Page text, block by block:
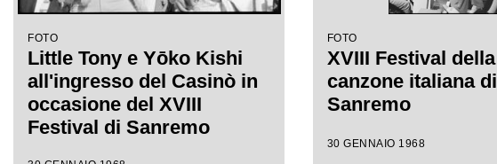
FOTO
Little Tony e Yōko Kishi
all'ingresso del Casinò in
occasione del XVIII
Festival di Sanremo
FOTO
XVIII Festival della
canzone italiana di
Sanremo
30 GENNAIO 1968